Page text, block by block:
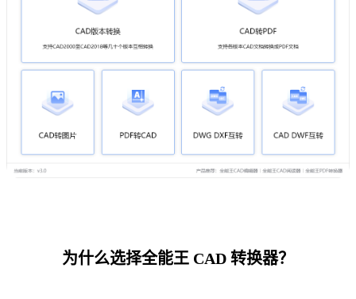
为什么选择全能王 CAD 转换器？